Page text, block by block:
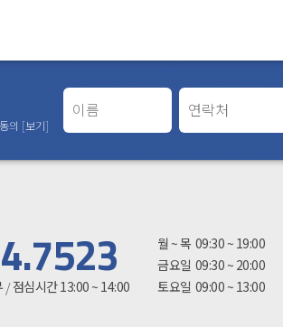
의 [보기]
월 ~ 목 09:30 ~ 19:00
금요일 09:30 ~ 20:00
토요일 09:00 ~ 13:00
/점심시간 13:00 ~ 14:00